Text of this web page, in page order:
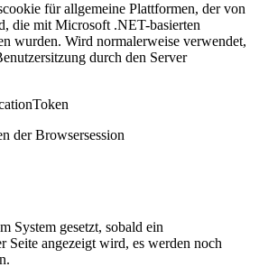
für allgemeine Plattformen, der von
die mit Microsoft .NET-basierten
wurden. Wird normalerweise verwendet,
durch den Server
der Browsersession
System gesetzt, sobald ein
Seite angezeigt wird, es werden noch